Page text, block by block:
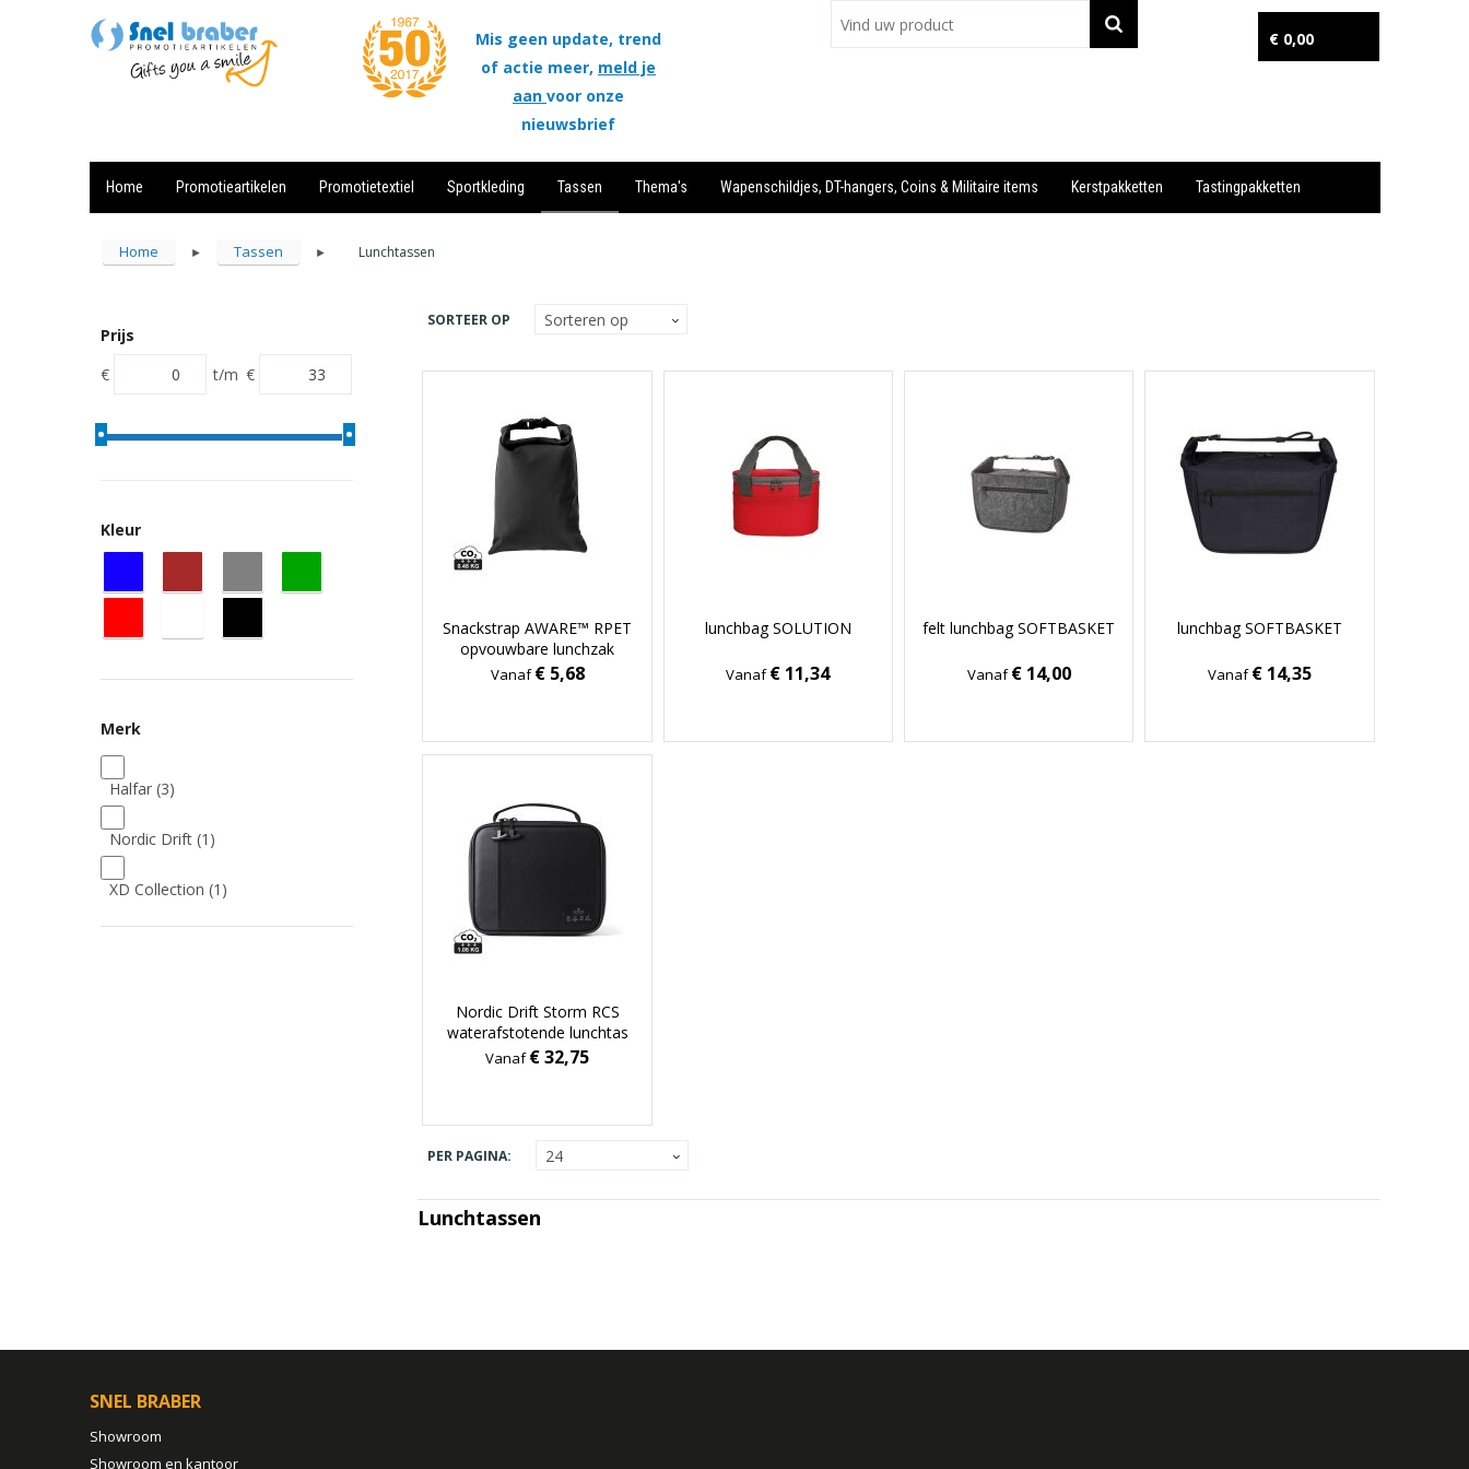
Mis geen update, trend
of actie meer, meld je
aan voor onze
nieuwsbrief
€ 0,00
Home Promotieartikelen Promotietextiel Sportkleding Tassen Thema's Wapenschildjes, DT-hangers, Coins & Militaire items Kerstpakketten Tastingpakketten
Home ► Tassen ► Lunchtassen
Prijs
€
t/m €
Kleur
Merk
Halfar (3)
Nordic Drift (1)
XD Collection (1)
SORTEER OP
Snackstrap AWARE™ RPET
opvouwbare lunchzak
30x20CM
Vanaf€ 5,68
lunchbag SOLUTION
Vanaf€ 11,34
felt lunchbag SOFTBASKET
Vanaf€ 14,00
lunchbag SOFTBASKET
Vanaf€ 14,35
Nordic Drift Storm RCS
waterafstotende lunchtas
Vanaf€ 32,75
PER PAGINA:
Lunchtassen
SNEL BRABER
Showroom
Showroom en kantoor